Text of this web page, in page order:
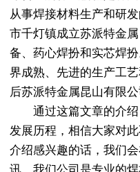
从事焊接材料生产和研
市千灯镇成立苏派特金
备、药心焊扮和实芯焊
界成熟、先进的生产工
后苏派特金属昆山有限
通过这篇文章的介绍
发展历程，相信大家对
介绍感兴趣的话，我们